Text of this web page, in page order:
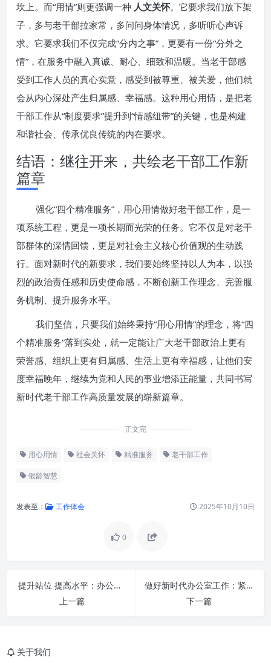
坎上。而“用情”则更强调一种 人文关怀。它要求我们放下架
子，多与老干部拉家常，多问问身体情况，多听听心声诉
求。它要求我们不仅完成“分内之事”，更要有一份“分外之
情”，在服务中融入真诚、耐心、细致和温暖。当老干部感
受到工作人员的真心实意，感受到被尊重、被关爱，他们就
会从内心深处产生归属感、幸福感。这种用心用情，是把老
干部工作从“制度要求”提升到“情感纽带”的关键，也是构建
和谐社会、传承优良传统的内在要求。
结语：继往开来，共绘老干部工作新
篇章
强化“四个精准服务”，用心用情做好老干部工作，是一
项系统工程，更是一项长期而光荣的任务。它不仅是对老干
部群体的深情回馈，更是对社会主义核心价值观的生动践
行。面对新时代的新要求，我们要始终坚持以人为本，以强
烈的政治责任感和历史使命感，不断创新工作理念、完善服
务机制、提升服务水平。
我们坚信，只要我们始终秉持“用心用情”的理念，将“四
个精准服务”落到实处，就一定能让广大老干部政治上更有
荣誉感、组织上更有归属感、生活上更有幸福感，让他们安
度幸福晚年，继续为党和人民的事业增添正能量，共同书写
新时代老干部工作高质量发展的崭新篇章。
正文完
用心用情 社会关怀 精准服务 老干部工作
银龄智慧
发表至： 工作体会 2025年10月10日
0
提升站位 提高水平：办公室工作迈向卓越的新篇章
上一篇
做好新时代办公室工作：紧紧扭住“三根针”，激活组织新动力
下一篇
凝心聚力，深刻理解老干部工作
的灯塔
关于我们